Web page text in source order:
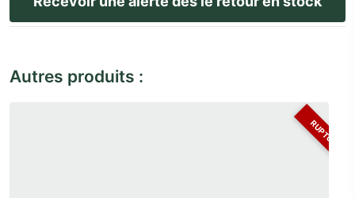
Autres produits :
RUPTURE